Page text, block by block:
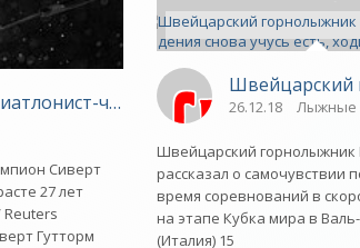
на этапе Кубка мира Клебо - «Зимние
чемпион умер в возрасте 27
Сиверт
27 лет
Reuters
Гутторм
Швейцарский
26.12.18 Лыжные
Швейцарский горнолыжник
рассказал о самочувствии
время соревнований в
на этапе Кубка мира в
(Италия) 15